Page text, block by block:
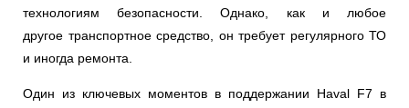
технологиям безопасности. Однако, как и любое
другое транспортное средство, он требует регулярного ТО
и иногда ремонта.
Один из ключевых моментов в поддержании Haval F7 в